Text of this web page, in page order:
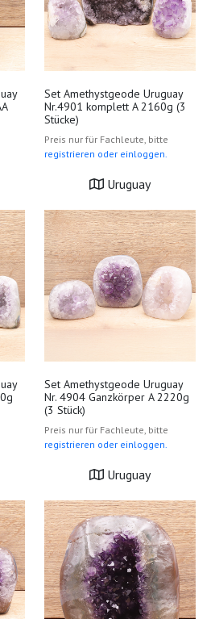
Set Amethystgeode Uruguay
Nr.4901 komplett A 2160g (3
Stücke)
Preis nur für Fachleute, bitte
registrieren oder einloggen.
Uruguay
Set Amethystgeode Uruguay
Nr. 4904 Ganzkörper A 2220g
(3 Stück)
Preis nur für Fachleute, bitte
registrieren oder einloggen.
Uruguay